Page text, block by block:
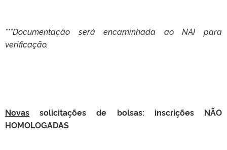
***Documentação será encaminhada ao NAI para
verificação.
Novas solicitações de bolsas: inscrições NÃO
HOMOLOGADAS